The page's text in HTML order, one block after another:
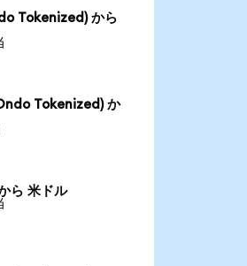
Tokenized) から
Tokenized) か
ら 米ドル